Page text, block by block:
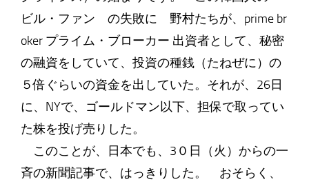
ビル・ファン の失敗に 野村たちが、prime br
oker プライム・ブローカー 出資者として、秘密
の融資をしていて、投資の種銭（たねぜに）の
５倍ぐらいの資金を出していた。それが、26日
に、NYで、ゴールドマン以下、担保で取ってい
た株を投げ売りした。
このことが、日本でも、3０日（火）からの一
斉の新聞記事で、はっきりした。 おそらく、